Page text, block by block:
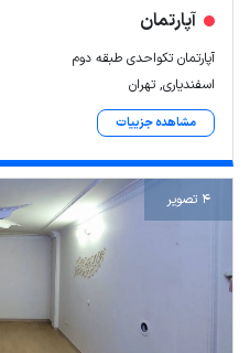
آپارتمان
آپارتمان تکواحدی طبقه دوم
اسفندیاری, تهران
مشاهده جزییات
4 تصویر